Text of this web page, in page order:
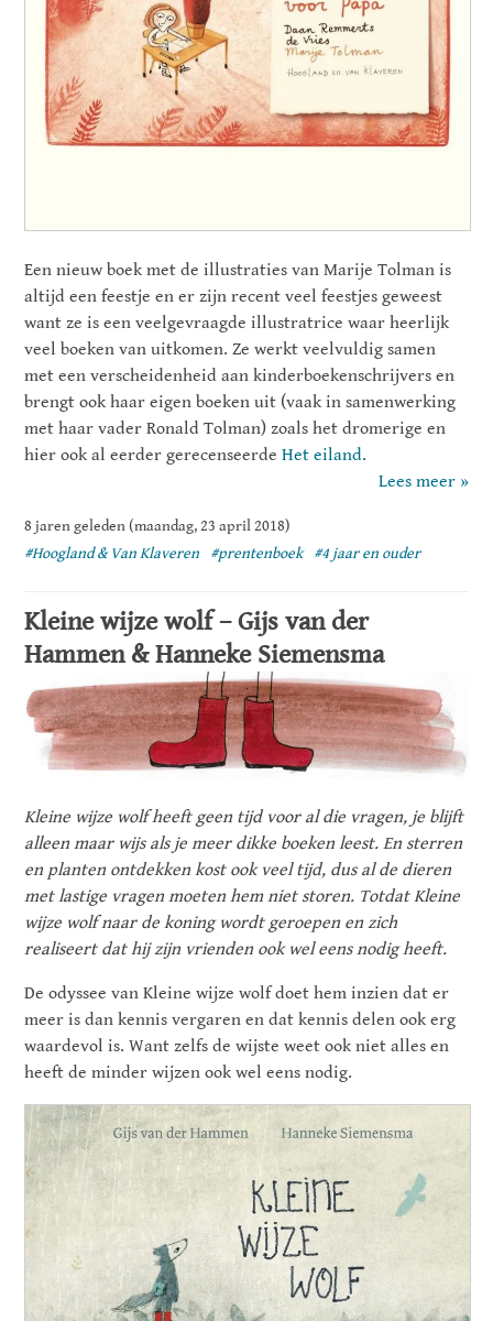
Een nieuw boek met de illustraties van Marije Tolman is
altijd een feestje en er zijn recent veel feestjes geweest
want ze is een veelgevraagde illustratrice waar heerlijk
veel boeken van uitkomen. Ze werkt veelvuldig samen
met een verscheidenheid aan kinderboekenschrijvers en
brengt ook haar eigen boeken uit (vaak in samenwerking
met haar vader Ronald Tolman) zoals het dromerige en
hier ook al eerder gerecenseerdeHet eiland.
Lees meer »
8 jaren geleden (maandag, 23 april 2018)
#Hoogland & Van Klaveren
#prentenboek #4 jaar en ouder
Kleine wijze wolf – Gijs van der
Hammen & Hanneke Siemensma
Kleine wijze wolf heeft geen tijd voor al die vragen, je blijft
alleen maar wijs als je meer dikke boeken leest. En sterren
en planten ontdekken kost ook veel tijd, dus al de dieren
met lastige vragen moeten hem niet storen. Totdat Kleine
wijze wolf naar de koning wordt geroepen en zich
realiseert dat hij zijn vrienden ook wel eens nodig heeft.
De odyssee van Kleine wijze wolf doet hem inzien dat er
meer is dan kennis vergaren en dat kennis delen ook erg
waardevol is. Want zelfs de wijste weet ook niet alles en
heeft de minder wijzen ook wel eens nodig.